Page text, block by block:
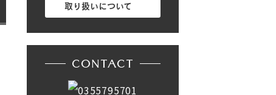
取り扱いについて
CONTACT